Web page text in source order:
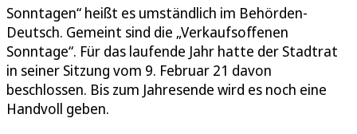
Sonntagen“ heißt es umständlich im Behörden-
Deutsch. Gemeint sind die „Verkaufsoffenen
Sonntage“. Für das laufende Jahr hatte der Stadtrat
in seiner Sitzung vom 9. Februar 21 davon
beschlossen. Bis zum Jahresende wird es noch eine
Handvoll geben.